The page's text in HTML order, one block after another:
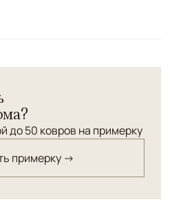
до 50 ковров на примерку
примерку →